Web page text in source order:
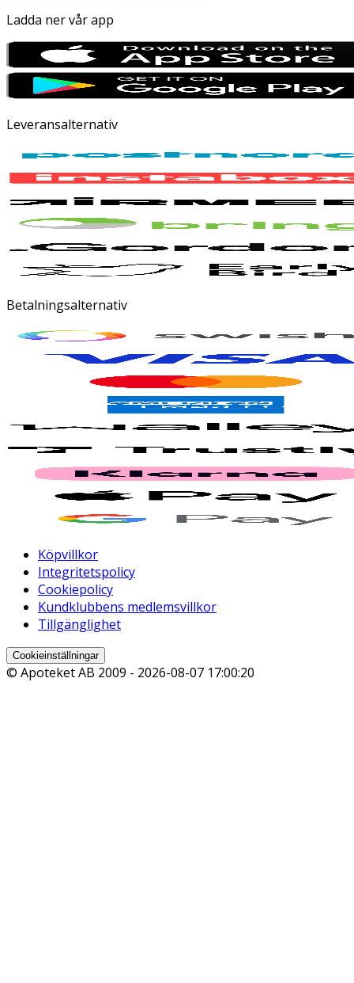
Ladda ner vår app
Leveransalternativ
Betalningsalternativ
Köpvillkor
Integritetspolicy
Cookiepolicy
Kundklubbens medlemsvillkor
Tillgänglighet
Cookieinställningar
© Apoteket AB 2009 - 2026-08-07 17:00:20